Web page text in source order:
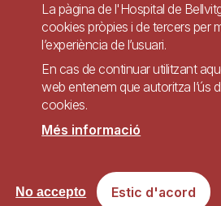
Pie
página
Contacte
Accessibilitat Avís
Lloc web accessible de conformitat amb el
setembre, sobre accessibilitat dels llocs web i
La pàgina de l'Hospital de
cookies pròpies i de tercers per
l’experiència de l’usuari.
En cas de continuar utilitzant
web entenem que autoritza l’ús
cookies.
Més informació
Estic d'acord
No accepto